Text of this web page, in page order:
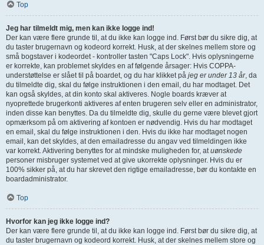
Top
Jeg har tilmeldt mig, men kan ikke logge ind!
Der kan være flere grunde til, at du ikke kan logge ind. Først bør du sikre dig, at
du taster brugernavn og kodeord korrekt. Husk, at der skelnes mellem store og
små bogstaver i kodeordet - kontroller tasten "Caps Lock". Hvis oplysningerne
er korrekte, kan problemet skyldes en af følgende årsager: Hvis COPPA-
understøttelse er slået til på boardet, og du har klikket på jeg er under 13 år, da
du tilmeldte dig, skal du følge instruktionen i den email, du har modtaget. Det
kan også skyldes, at din konto skal aktiveres. Nogle boards kræver at
nyoprettede brugerkonti aktiveres af enten brugeren selv eller en administrator,
inden disse kan benyttes. Da du tilmeldte dig, skulle du gerne være blevet gjort
opmærksom på om aktivering af kontoen er nødvendig. Hvis du har modtaget
en email, skal du følge instruktionen i den. Hvis du ikke har modtaget nogen
email, kan det skyldes, at den emailadresse du angav ved tilmeldingen ikke
var korrekt. Aktivering benyttes for at mindske muligheden for, atuønskede
personer misbruger systemet ved at give ukorrekte oplysninger. Hvis du er
100% sikker på, at du har skrevet den rigtige emailadresse, bør du kontakte en
boardadministrator.
Top
Hvorfor kan jeg ikke logge ind?
Der kan være flere grunde til, at du ikke kan logge ind. Først bør du sikre dig, at
du taster brugernavn og kodeord korrekt. Husk, at der skelnes mellem store og